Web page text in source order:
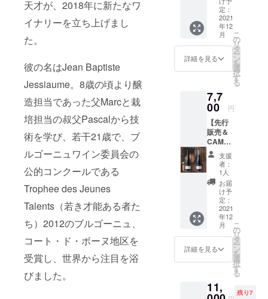
天才が、2018年に新たなワ
イナリーを立ち上げまし
た。
彼の名はJean Baptiste
Jessiaume。8歳の頃より醸
造担当であった父Marcと栽
培担当の叔父Pascalから技
術を学び、若干21歳で、ブ
ルゴーニュワイン委員会の
公的コンクールである
Trophee des Jeunes
Talents（若き才能ある者た
ち）2012のブルゴーニュ、
コート・ド・ボーヌ地区を
受賞し、世界から注目を浴
びました。
で、皆様の
食生活の一
部に楽しみ
を提供する
べく事業を
行っていま
日本国内の
他の輸入業
者が扱うお
酒を取り
扱ってきま
したが、新
たに海外の
生産者から
直接輸入を
開始いたし
ました。美
味しくコス
い、生産者
IRE限定
送料込
み】ブ
ルゴー
ニュ産
ワイン2
本セッ
ト 赤ワ
Jean
Baptist
e
Jessiau
me
A.O.C.
Bourgo
gne
Pinot
Noir
2019
［ジャ
ン・バ
プティ
スタ・
ジェシ
オー
産 ピ
ノノ
定：
2021
年12
月
詳細を見る
こ
の
リ
タ
ー
ン
を
選
択
す
る
7,7
00 円
【先行
販売＆
CAMPF
IRE限定
送料込
み】ブ
ルゴー
ニュ産
ワイン2
本セッ
イン
Jean
Baptist
e
Jessiau
A.O.C.
Bourgo
支援
者：
1人
お届
け予
定：
2021
年12
月
詳細を見る
こ
の
リ
タ
ー
ン
を
選
択
す
る
11, 残り7